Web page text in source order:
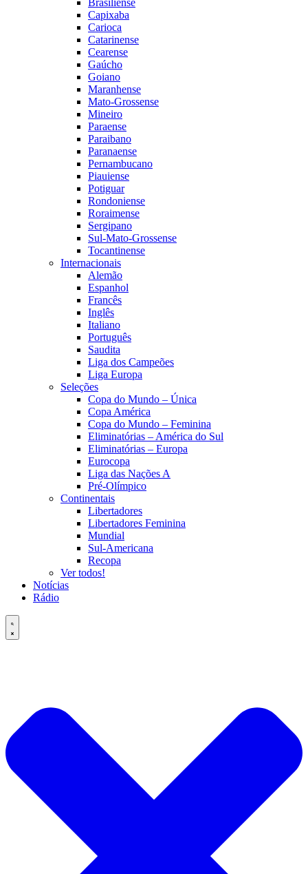
Capixaba
Carioca
Catarinense
Cearense
Gaúcho
Goiano
Maranhense
Mato-Grossense
Mineiro
Paraense
Paraibano
Paranaense
Pernambucano
Piauiense
Potiguar
Rondoniense
Roraimense
Sergipano
Sul-Mato-Grossense
Tocantinense
Internacionais
Alemão
Espanhol
Francês
Inglês
Italiano
Português
Saudita
Liga dos Campeões
Liga Europa
Seleções
Copa do Mundo – Única
Copa América
Copa do Mundo – Feminina
Eliminatórias – América do Sul
Eliminatórias – Europa
Eurocopa
Liga das Nações A
Pré-Olímpico
Continentais
Libertadores
Libertadores Feminina
Mundial
Sul-Americana
Recopa
Ver todos!
Notícias
Rádio